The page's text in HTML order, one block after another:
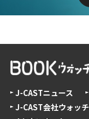
J-CASTニュース
J-CAST会社ウォッチ